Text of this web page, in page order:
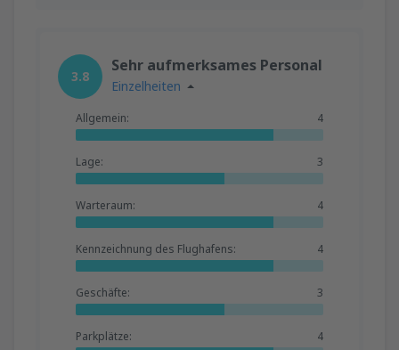
3.8
Sehr aufmerksames Personal
Einzelheiten
Allgemein: 4
Lage: 3
Warteraum: 4
Kennzeichnung des Flughafens: 4
Geschäfte: 3
Parkplätze: 4